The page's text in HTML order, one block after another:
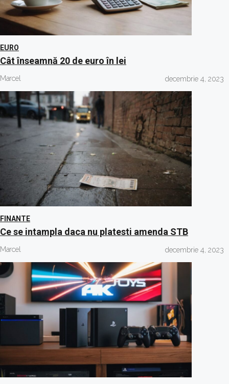
EURO
Cât înseamnă 20 de euro în lei
Marcel decembrie 4, 2023
FINANTE
Ce se intampla daca nu platesti amenda STB
Marcel decembrie 4, 2023